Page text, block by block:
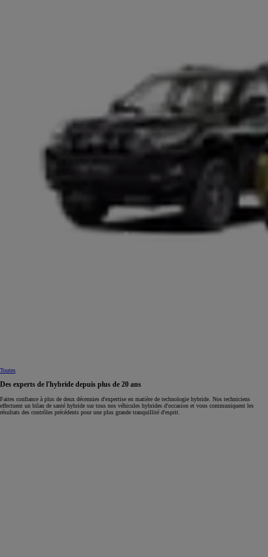
Toutes
Des experts de l'hybride depuis plus de 20 ans
Faites confiance à plus de deux décennies d'expertise en matière de technologie hybride. Nos techniciens
effectuent un bilan de santé hybride sur tous nos véhicules hybrides d'occasion et vous communiquent les
résultats des contrôles précédents pour une plus grande tranquillité d'esprit.